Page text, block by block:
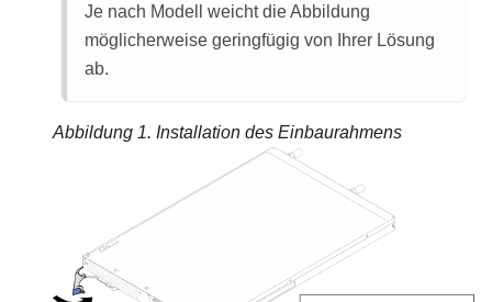
Je nach Modell weicht die Abbildung
möglicherweise geringfügig von Ihrer Lösung
ab.
Abbildung 1. Installation des Einbaurahmens